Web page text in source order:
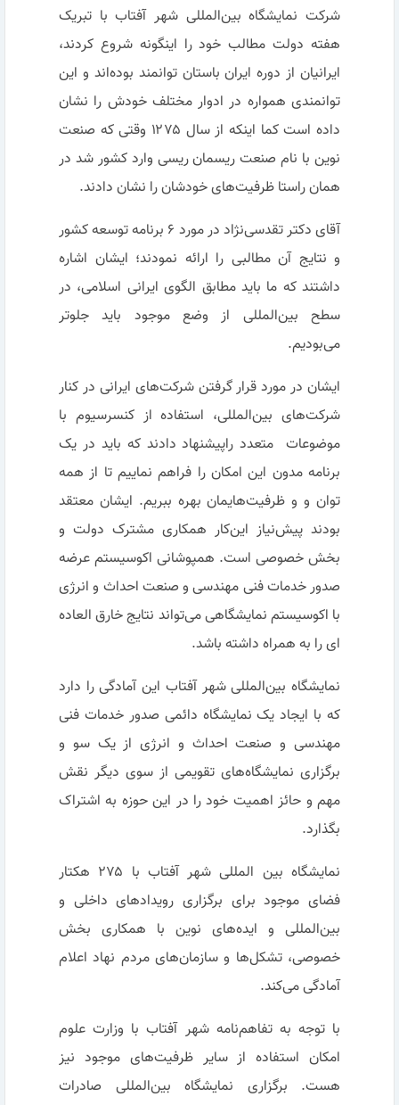
شرکت نمایشگاه بین‌المللی شهر آفتاب با تبریک
هفته دولت مطالب خود را اینگونه شروع کردند،
ایرانیان از دوره ایران باستان توانمند بوده‌اند و این
توانمندی همواره در ادوار مختلف خودش را نشان
داده است کما اینکه از سال ۱۲۷۵ وقتی که صنعت
نوین با نام صنعت ریسمان ریسی وارد کشور شد در
همان راستا ظرفیت‌های خودشان را نشان دادند.
آقای دکتر تقدسی‌نژاد در مورد ۶ برنامه توسعه کشور
و نتایج آن مطالبی را ارائه نمودند؛ ایشان اشاره
داشتند که ما باید مطابق الگوی ایرانی اسلامی، در
سطح بین‌المللی از وضع موجود باید جلوتر
می‌بودیم.
ایشان در مورد قرار گرفتن شرکت‌های ایرانی در کنار
شرکت‌های بین‌المللی، استفاده از کنسرسیوم با
موضوعات ‌ متعدد راپیشنهاد دادند که باید در یک
برنامه مدون این امکان را فراهم نماییم تا از همه
توان و و ظرفیت‌هایمان بهره ببریم. ایشان معتقد
بودند پیش‌نیاز این‌کار همکاری مشترک دولت و
بخش خصوصی است. همپوشانی اکوسیستم عرضه
صدور خدمات فنی مهندسی و صنعت احداث و انرژی
با اکوسیستم نمایشگاهی می‌تواند نتایج خارق العاده
ای را به همراه داشته باشد.
نمایشگاه بین‌المللی شهر آفتاب این آمادگی را دارد
که با ایجاد یک نمایشگاه دائمی صدور خدمات فنی
مهندسی و صنعت احداث و انرژی از یک سو و
برگزاری نمایشگاه‌های تقویمی از سوی دیگر نقش
مهم و حائز اهمیت خود را در این حوزه به اشتراک
بگذارد.
نمایشگاه بین المللی شهر آفتاب با ۲۷۵ هکتار
فضای موجود برای برگزاری رویدادهای داخلی و
بین‌المللی و ایده‌های نوین با همکاری بخش
خصوصی، تشکل‌ها و سازمان‌های مردم نهاد اعلام
آمادگی می‌کند.
با توجه به تفاهم‌نامه شهر آفتاب با وزارت علوم
امکان استفاده از سایر ظرفیت‌های موجود نیز
هست. برگزاری نمایشگاه بین‌المللی صادرات